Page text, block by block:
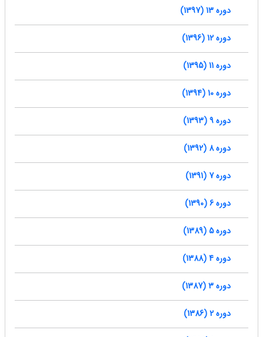
دوره 13 (1397)
دوره 12 (1396)
دوره 11 (1395)
دوره 10 (1394)
دوره 9 (1393)
دوره 8 (1392)
دوره 7 (1391)
دوره 6 (1390)
دوره 5 (1389)
دوره 4 (1388)
دوره 3 (1387)
دوره 2 (1386)